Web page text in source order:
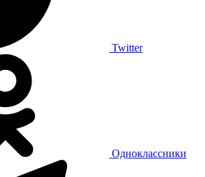
Twitter
Одноклассники